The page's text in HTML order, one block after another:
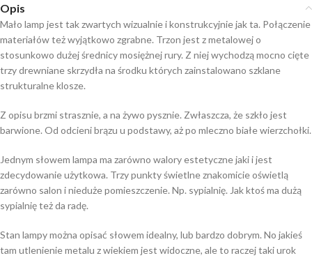
Opis
Mało lamp jest tak zwartych wizualnie i konstrukcyjnie jak ta. Połączenie
materiałów też wyjątkowo zgrabne. Trzon jest z metalowej o
stosunkowo dużej średnicy mosiężnej rury. Z niej wychodzą mocno cięte
trzy drewniane skrzydła na środku których zainstalowano szklane
strukturalne klosze.
Z opisu brzmi strasznie, a na żywo pysznie. Zwłaszcza, że szkło jest
barwione. Od odcieni brązu u podstawy, aż po mleczno białe wierzchołki.
Jednym słowem lampa ma zarówno walory estetyczne jaki i jest
zdecydowanie użytkowa. Trzy punkty świetlne znakomicie oświetlą
zarówno salon i nieduże pomieszczenie. Np. sypialnię. Jak ktoś ma dużą
sypialnię też da radę.
Stan lampy można opisać słowem idealny, lub bardzo dobrym. No jakieś
tam utlenienie metalu z wiekiem jest widoczne, ale to raczej taki urok